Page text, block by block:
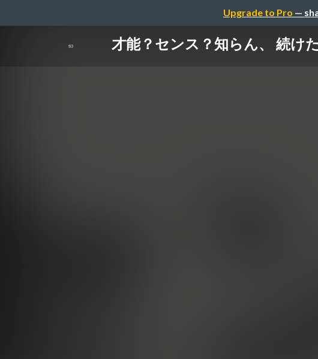
Upgrade to Pro —
才能？センス？知らん、 続け